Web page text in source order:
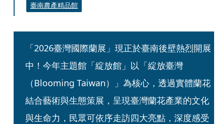
臺南農產精品館
「2026臺灣國際蘭展」現正於臺南後壁熱烈開展
中！今年主題館「綻放館」以「綻放臺灣
（Blooming Taiwan）」為核心，透過實體蘭花
結合藝術與生態策展，呈現臺灣蘭花產業的文化
與生命力，民眾可依序走訪四大亮點，深度感受